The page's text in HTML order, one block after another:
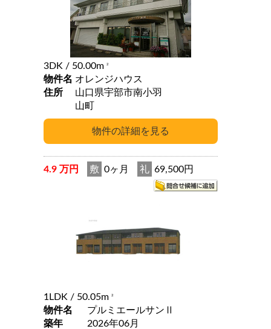
3DK / 50.00m 2
物件名 オレンジハウス
住所
山口県宇部市南小羽
山町
4.9 万円 敷 0ヶ月 礼 69,500円
1LDK / 50.05m 2
物件名
プルミエールサンⅡ
築年
2026年06月